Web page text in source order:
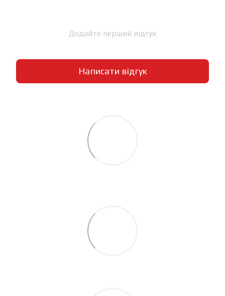
Додайте перший відгук
Написати відгук